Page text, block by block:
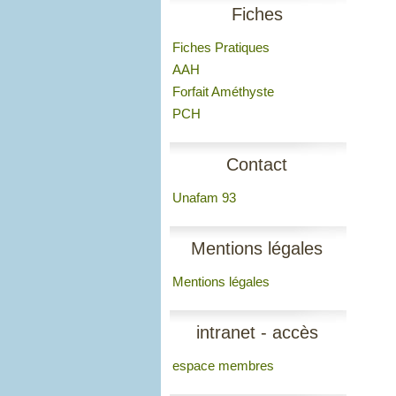
Fiches
Fiches Pratiques
AAH
Forfait Améthyste
PCH
Contact
Unafam 93
Mentions légales
Mentions légales
intranet - accès
membres
espace membres